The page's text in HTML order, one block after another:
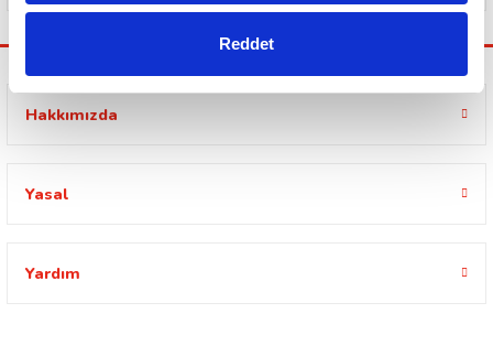
Reddet
Hakkımızda
Yasal
Yardım